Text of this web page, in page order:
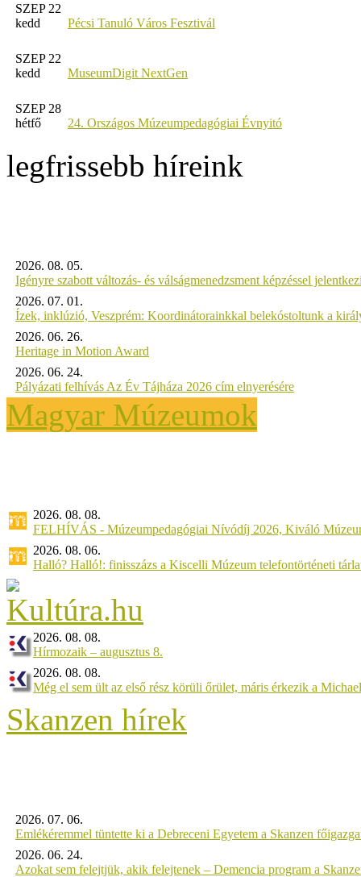
SZEP 22
kedd
Pécsi Tanuló Város Fesztivál
SZEP 22
kedd
MuseumDigit NextGen
SZEP 28
hétfő
24. Országos Múzeumpedagógiai Évnyitó
legfrissebb híreink
2026. 08. 05.
Igényre szabott változás- és válságmenedzsment képzéssel
2026. 07. 01.
Ízek, inklúzió, Veszprém: Koordinátorainkkal belekóstoltunk a
2026. 06. 26.
Heritage in Motion Award
2026. 06. 24.
Pályázati felhívás Az Év Tájháza 2026 cím elnyerésére
Magyar Múzeumok
2026. 08. 08.
FELHÍVÁS - Múzeumpedagógiai Nívódíj 2026, Kiváló
2026. 08. 06.
Halló? Halló!: finisszázs a Kiscelli Múzeum telefontörténeti
2026. 08. 08.
Hírmozaik – augusztus 8.
2026. 08. 08.
Még el sem ült az első rész körüli őrület, máris érkezik a
Skanzen hírek
2026. 07. 06.
Emlékéremmel tüntette ki a Debreceni Egyetem a Skanzen
2026. 06. 24.
Azokat sem felejtjük, akik felejtenek – Demencia program a